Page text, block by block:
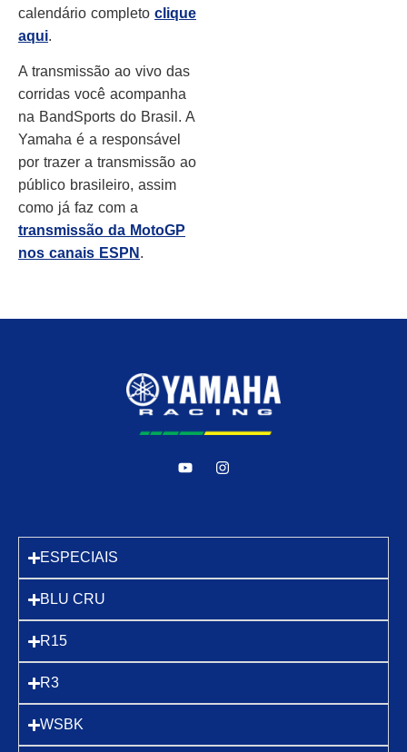
calendário completo clique
aqui.
A transmissão ao vivo das
corridas você acompanha
na BandSports do Brasil. A
Yamaha é a responsável
por trazer a transmissão ao
público brasileiro, assim
como já faz com a
transmissão da MotoGP
nos canais ESPN .
ESPECIAIS
BLU CRU
R15
R3
WSBK